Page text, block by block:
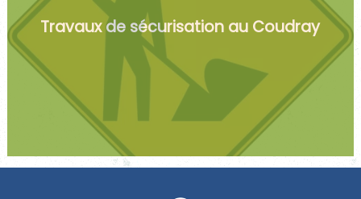
Travaux de sécurisation au Coudray